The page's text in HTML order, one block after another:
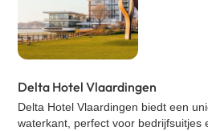
Delta Hotel Vlaardingen
Delta Hotel Vlaardingen biedt een
waterkant, perfect voor bedrijfsuitjes